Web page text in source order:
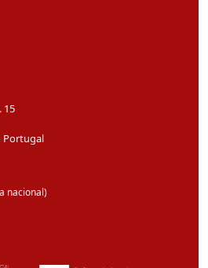
15
Portugal
nacional)